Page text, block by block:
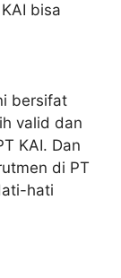
bisa
bersifat
valid dan
KAI. Dan
di PT
hati